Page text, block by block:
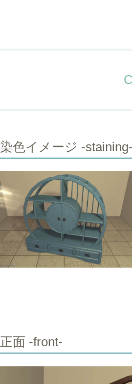
染色イメージ -
正面 -front-